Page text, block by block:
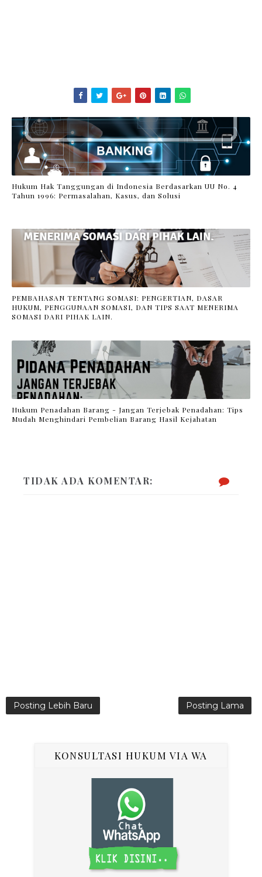
Hukum Hak Tanggungan di Indonesia Berdasarkan UU No. 4
Tahun 1996: Permasalahan, Kasus, dan Solusi
PEMBAHASAN TENTANG SOMASI: PENGERTIAN, DASAR
HUKUM, PENGGUNAAN SOMASI, DAN TIPS SAAT MENERIMA
SOMASI DARI PIHAK LAIN.
Hukum Penadahan Barang - Jangan Terjebak Penadahan: Tips
Mudah Menghindari Pembelian Barang Hasil Kejahatan
TIDAK ADA KOMENTAR:
Posting Lebih Baru Posting Lama
KONSULTASI HUKUM VIA WA